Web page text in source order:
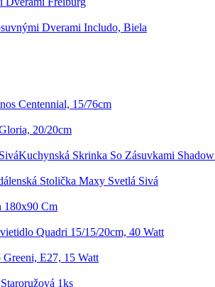
Dverami Includo, Biela
Centennial, 15/76cm
20/20cm
Kuchynská Skrinka So Zásuvkami
Stolička Maxy Svetlá Sivá
180x90 Cm
Quadri 15/15/20cm, 40 Watt
Greeni, E27, 15 Watt
1ks